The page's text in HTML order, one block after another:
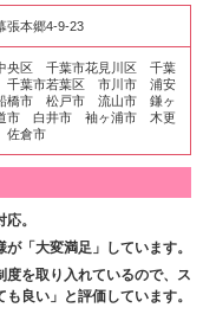
張本郷4-9-23
央区 千葉市花見川区 千葉
千葉市若葉区 市川市 浦安
市 松戸市 流山市 鎌ヶ
市 白井市 袖ヶ浦市 木更
倉市
。
「大変満足」しています。
を取り入れているので、ス
良い」と評価しています。